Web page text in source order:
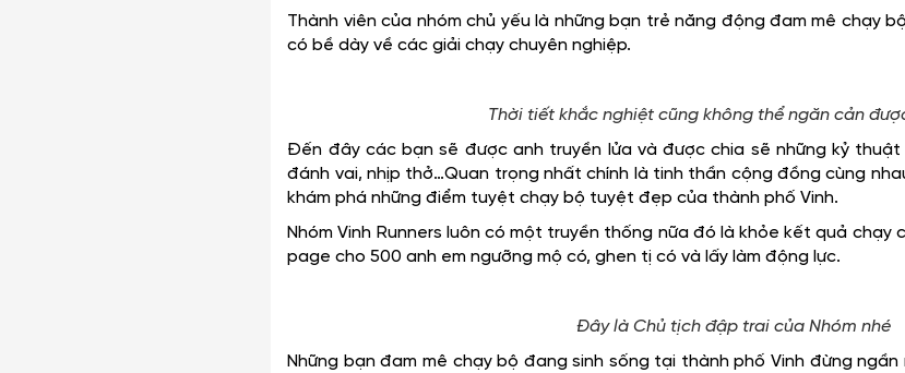
Thành viên của nhóm chủ yếu là những bạn trẻ năng động đam mê chạy
có bề dày về các giải chạy chuyên nghiệp.
Thời tiết khắc nghiệt cũng không thể ngăn cản
Đến đây các bạn sẽ được anh truyền lửa và được chia sẽ những kỷ
đánh vai, nhịp thở…Quan trọng nhất chính là tinh thần cộng đồng cùng
khám phá những điểm tuyệt chạy bộ tuyệt đẹp của thành phố Vinh.
Nhóm Vinh Runners luôn có một truyền thống nữa đó là khỏe kết quả chạy
page cho 500 anh em ngưỡng mộ có, ghen tị có và lấy làm động lực.
Đây là Chủ tịch đập trai của Nhóm nhé
Những bạn đam mê chạy bộ đang sinh sống tại thành phố Vinh đừng